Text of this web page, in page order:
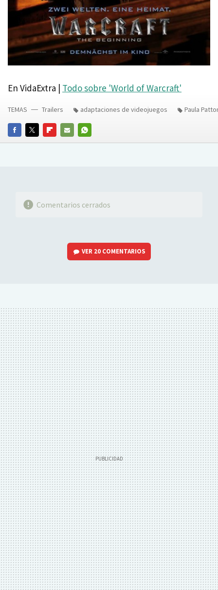
En VidaExtra | Todo sobre 'World of Warcraft'
FACEBOOKTWITTERFLIPBOARD
E-
WHATSAPP
TEMAS Trailers adaptaciones de videojuegos Paula
Comentarios cerrados
VER 20 COMENTARIOS